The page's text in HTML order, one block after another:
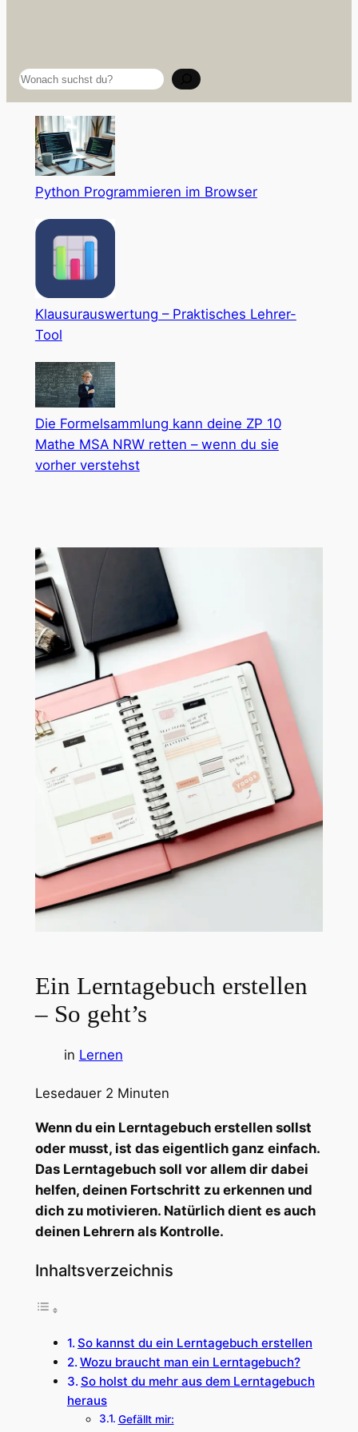
Suchen
Python Programmieren im Browser
Klausurauswertung – Praktisches Lehrer-
Tool
Die Formelsammlung kann deine ZP 10
Mathe MSA NRW retten – wenn du sie
vorher verstehst
Ein Lerntagebuch erstellen
– So geht’s
in Lernen
Lesedauer 2 Minuten
Wenn du ein Lerntagebuch erstellen sollst
oder musst, ist das eigentlich ganz einfach.
Das Lerntagebuch soll vor allem dir dabei
helfen, deinen Fortschritt zu erkennen und
dich zu motivieren. Natürlich dient es auch
deinen Lehrern als Kontrolle.
Inhaltsverzeichnis
So kannst du ein Lerntagebuch erstellen
Wozu braucht man ein Lerntagebuch?
So holst du mehr aus dem Lerntagebuch
heraus
Gefällt mir: